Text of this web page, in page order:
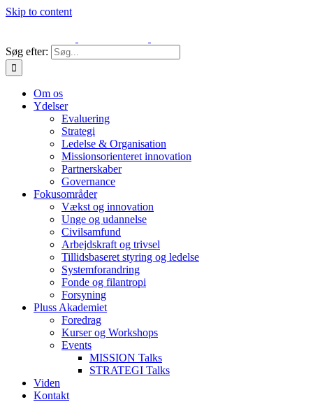
Skip to content
Søg efter:
Om os
Ydelser
Evaluering
Strategi
Ledelse & Organisation
Missionsorienteret innovation
Partnerskaber
Governance
Fokusområder
Vækst og innovation
Unge og udannelse
Civilsamfund
Arbejdskraft og trivsel
Tillidsbaseret styring og ledelse
Systemforandring
Fonde og filantropi
Forsyning
Pluss Akademiet
Foredrag
Kurser og Workshops
Events
MISSION Talks
STRATEGI Talks
Viden
Kontakt